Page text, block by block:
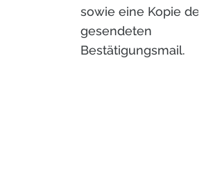
sowie eine Kopie der
gesendeten
Bestätigungsmail.